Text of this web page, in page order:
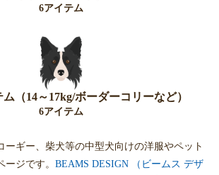
6アイテム
（14～17kg/ボーダーコリーなど）
6アイテム
ーギー、柴犬等の中型犬向けの洋服やペット
ジです。 BEAMS DESIGN （ビームス デザ